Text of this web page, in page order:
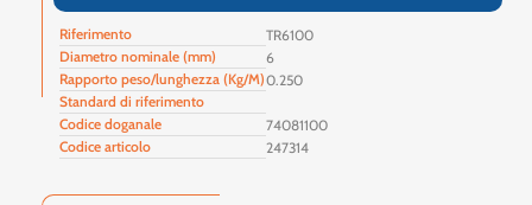
Riferimento
TR6100
Diametro nominale (mm)
6
Rapporto peso/lunghezza (Kg/M)0.250
Standard di riferimento
Codice doganale
74081100
Codice articolo
247314